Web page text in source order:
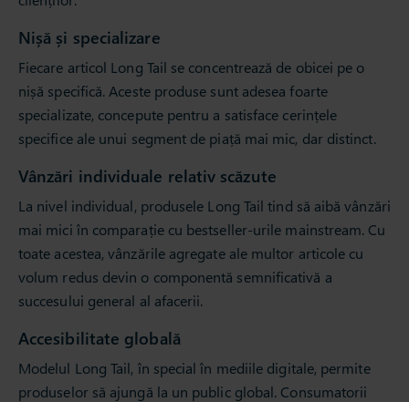
Nișă și specializare
Fiecare articol Long Tail se concentrează de obicei pe o
nișă specifică. Aceste produse sunt adesea foarte
specializate, concepute pentru a satisface cerințele
specifice ale unui segment de piață mai mic, dar distinct.
Vânzări individuale relativ scăzute
La nivel individual, produsele Long Tail tind să aibă vânzări
mai mici în comparație cu bestseller-urile mainstream. Cu
toate acestea, vânzările agregate ale multor articole cu
volum redus devin o componentă semnificativă a
succesului general al afacerii.
Accesibilitate globală
Modelul Long Tail, în special în mediile digitale, permite
produselor să ajungă la un public global. Consumatorii